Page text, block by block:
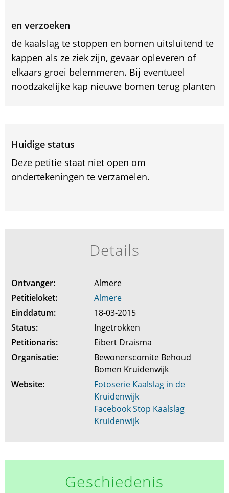
en verzoeken
de kaalslag te stoppen en bomen uitsluitend te
kappen als ze ziek zijn, gevaar opleveren of
elkaars groei belemmeren. Bij eventueel
noodzakelijke kap nieuwe bomen terug planten
Huidige status
Deze petitie staat niet open om
ondertekeningen te verzamelen.
Details
Ontvanger:
Almere
Petitieloket:
Almere
Einddatum:
18-03-2015
Status:
Ingetrokken
Petitionaris:
Eibert Draisma
Organisatie:
Bewonerscomite Behoud
Bomen Kruidenwijk
Website:
Fotoserie Kaalslag in de
Kruidenwijk
Facebook Stop Kaalslag
Kruidenwijk
Geschiedenis